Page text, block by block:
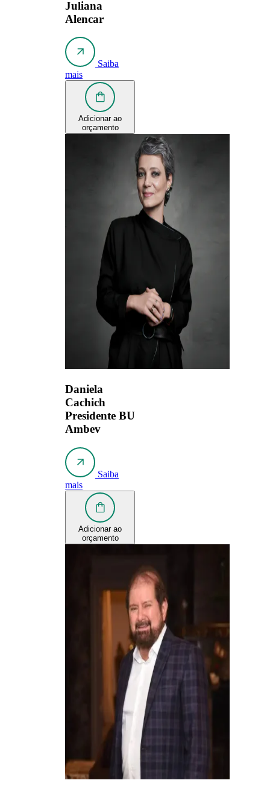
Juliana
Alencar
Saiba
mais
Adicionar ao
orçamento
Daniela
Cachich
Presidente BU
Ambev
Saiba
mais
Adicionar ao
orçamento